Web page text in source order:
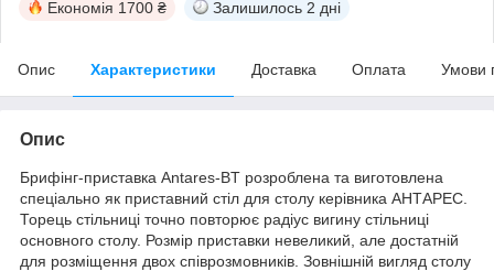
Економія 1700 ₴ Залишилось 2 дні
Опис Характеристики Доставка Оплата Умови
Опис
Брифінг-приставка Antares-BT розроблена та виготовлена
спеціально як приставний стіл для столу керівника АНТАРЕС.
Торець стільниці точно повторює радіус вигину стільниці
основного столу. Розмір приставки невеликий, але достатній
для розміщення двох співрозмовників. Зовнішній вигляд столу